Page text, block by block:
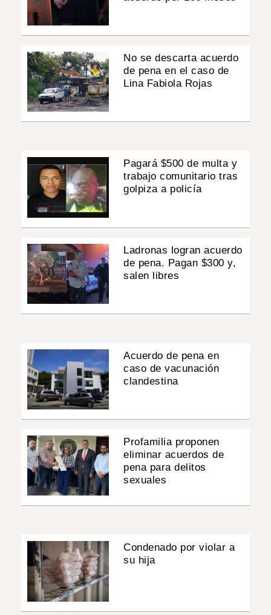
No se descarta acuerdo
de pena en el caso de
Lina Fabiola Rojas
Pagará $500 de multa y
trabajo comunitario tras
golpiza a policía
Ladronas logran acuerdo
de pena. Pagan $300 y,
salen libres
Acuerdo de pena en
caso de vacunación
clandestina
Profamilia proponen
eliminar acuerdos de
pena para delitos
sexuales
Condenado por violar a
su hija